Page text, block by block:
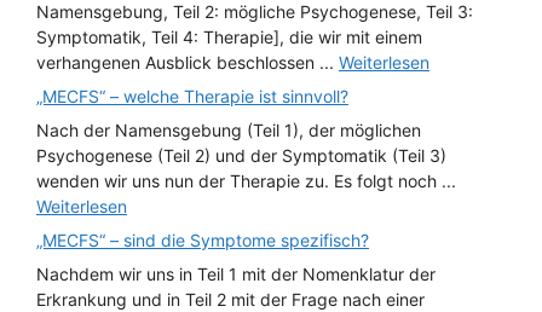
Namensgebung, Teil 2: mögliche Psychogenese, Teil 3:
Symptomatik, Teil 4: Therapie], die wir mit einem
verhangenen Ausblick beschlossen ... Weiterlesen
„MECFS“ – welche Therapie ist sinnvoll?
Nach der Namensgebung (Teil 1), der möglichen
Psychogenese (Teil 2) und der Symptomatik (Teil 3)
wenden wir uns nun der Therapie zu. Es folgt noch ...
Weiterlesen
„MECFS“ – sind die Symptome spezifisch?
Nachdem wir uns in Teil 1 mit der Nomenklatur der
Erkrankung und in Teil 2 mit der Frage nach einer